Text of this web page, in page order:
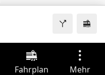
Fahrplan Mehr